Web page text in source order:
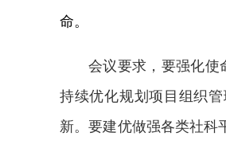
命。
会议要求，要强化使
持续优化规划项目组织
新。要建优做强各类社科